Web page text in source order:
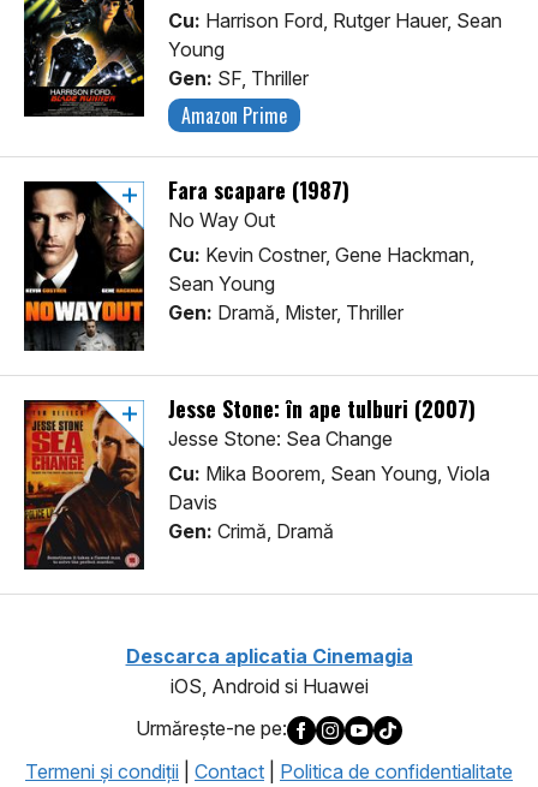
Cu: Harrison Ford, Rutger Hauer, Sean
Young
Gen: SF, Thriller
Amazon Prime
Fara scapare (1987)
No Way Out
Cu: Kevin Costner, Gene Hackman,
Sean Young
Gen: Dramă, Mister, Thriller
Jesse Stone: în ape tulburi (2007)
Jesse Stone: Sea Change
Cu: Mika Boorem, Sean Young, Viola
Davis
Gen: Crimă, Dramă
Descarca aplicatia Cinemagia
iOS, Android si Huawei
Urmăreşte-ne pe:
Termeni şi condiţii
Contact Politica de confidentialitate